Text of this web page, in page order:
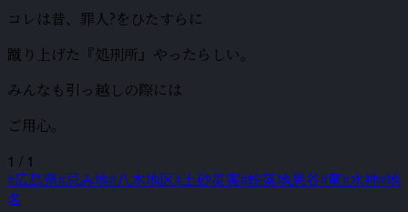
コレは昔、罪人?をひたすらに
蹴り上げた『処刑所』やったらしい。
みんなも引っ越しの際には
ご用心。
1 / 1
#広島県#忌み地#八木地区#土砂災害#蛇落地悪谷#竜#水神#地
名